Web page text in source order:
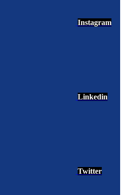
Instagram
Linkedin
Twitter